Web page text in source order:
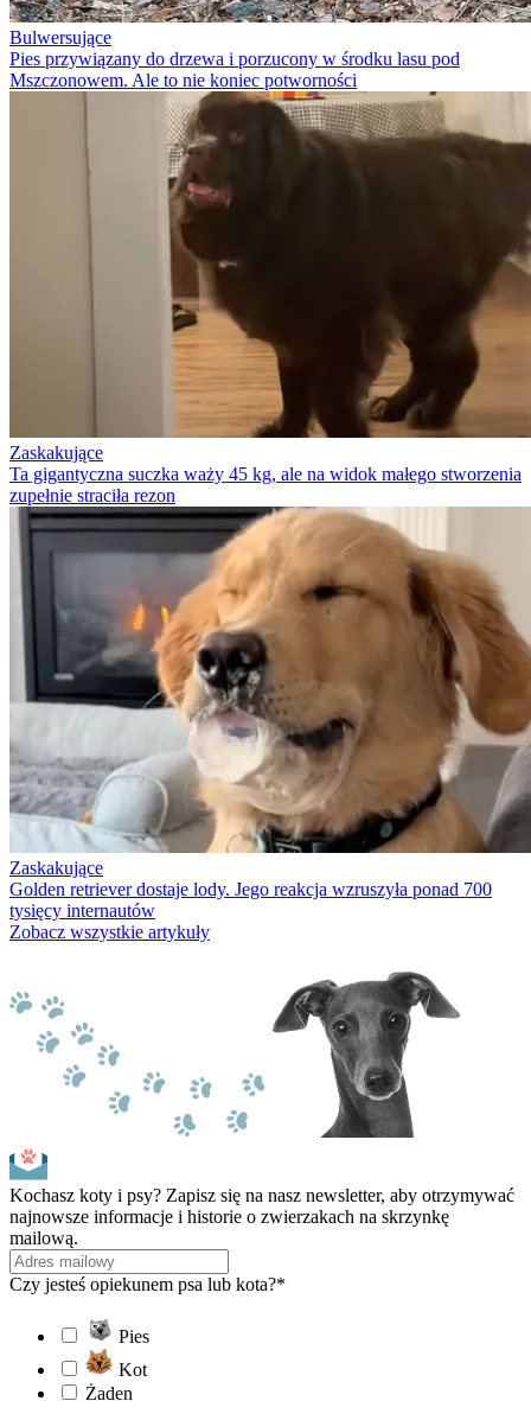
Bulwersujące
Pies przywiązany do drzewa i porzucony w środku lasu pod
Mszczonowem. Ale to nie koniec potworności
Zaskakujące
Ta gigantyczna suczka waży 45 kg, ale na widok małego stworzenia
zupełnie straciła rezon
Zaskakujące
Golden retriever dostaje lody. Jego reakcja wzruszyła ponad 700
tysięcy internautów
Zobacz wszystkie artykuły
Kochasz koty i psy? Zapisz się na nasz newsletter, aby otrzymywać
najnowsze informacje i historie o zwierzakach na skrzynkę
mailową.
Czy jesteś opiekunem psa lub kota?*
Pies
Kot
Żaden